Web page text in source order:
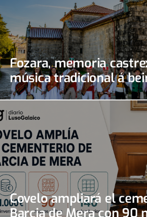
Fozara, memoria
música tradicional á
Covelo ampliará el
Barcia de Mera con 90